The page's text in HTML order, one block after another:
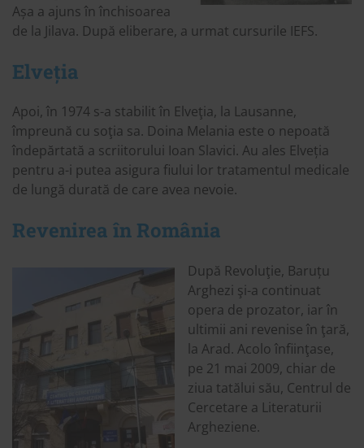
Așa a ajuns în închisoarea
de la Jilava. După eliberare, a urmat cursurile IEFS.
Elveția
Apoi, în 1974 s-a stabilit în Elveţia, la Lausanne,
împreună cu soţia sa. Doina Melania este o nepoată
îndepărtată a scriitorului Ioan Slavici. Au ales Elveția
pentru a-i putea asigura fiului lor tratamentul medicale
de lungă durată de care avea nevoie.
Revenirea în România
După Revoluţie, Baruțu
Arghezi şi-a continuat
opera de prozator, iar în
ultimii ani revenise în ţară,
la Arad. Acolo înfiinţase,
pe 21 mai 2009, chiar de
ziua tatălui său, Centrul de
Cercetare a Literaturii
Argheziene.